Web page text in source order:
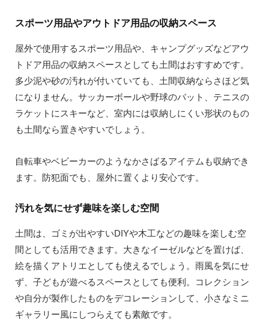
スポーツ用品やアウトドア用品の収納スペース
屋外で使用するスポーツ用品や、キャンプグッズなどアウ
トドア用品の収納スペースとしても土間はおすすめです。
多少泥や砂の汚れが付いていても、土間収納ならさほど気
になりません。サッカーボールや野球のバット、テニスの
ラケットにスキーなど、室内には収納しにくい形状のもの
も土間なら置きやすいでしょう。
自転車やベビーカーのようなかさばるアイテムも収納でき
ます。防犯面でも、屋外に置くより安心です。
汚れを気にせず趣味を楽しむ空間
土間は、ゴミが出やすいDIYや木工などの趣味を楽しむ空
間としても活用できます。大きなイーゼルなどを置けば、
絵を描くアトリエとしても使えるでしょう。雨風を気にせ
ず、子どもが遊べるスペースとしても便利。コレクション
や自分が製作したものをデコレーションして、小さなミニ
ギャラリー風にしつらえても素敵です。